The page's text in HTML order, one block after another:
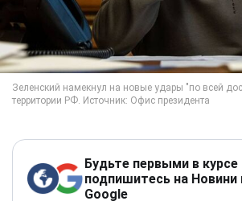
Будьте первыми в курсе
подпишитесь на Новини
Google